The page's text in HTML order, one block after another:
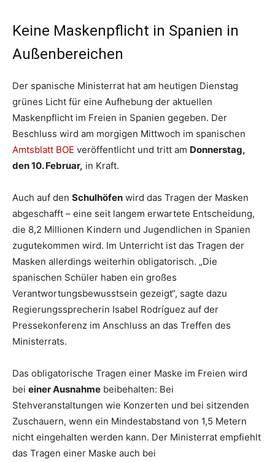
Keine Maskenpflicht in Spanien in
Außenbereichen
Der spanische Ministerrat hat am heutigen Dienstag
grünes Licht für eine Aufhebung der aktuellen
Maskenpflicht im Freien in Spanien gegeben. Der
Beschluss wird am morgigen Mittwoch im spanischen
Amtsblatt BOE veröffentlicht und tritt am Donnerstag,
den 10. Februar, in Kraft.
Auch auf den Schulhöfen wird das Tragen der Masken
abgeschafft – eine seit langem erwartete Entscheidung,
die 8,2 Millionen Kindern und Jugendlichen in Spanien
zugutekommen wird. Im Unterricht ist das Tragen der
Masken allerdings weiterhin obligatorisch. „Die
spanischen Schüler haben ein großes
Verantwortungsbewusstsein gezeigt“, sagte dazu
Regierungssprecherin Isabel Rodríguez auf der
Pressekonferenz im Anschluss an das Treffen des
Ministerrats.
Das obligatorische Tragen einer Maske im Freien wird
bei einer Ausnahme beibehalten: Bei
Stehveranstaltungen wie Konzerten und bei sitzenden
Zuschauern, wenn ein Mindestabstand von 1,5 Metern
nicht eingehalten werden kann. Der Ministerrat empfiehlt
das Tragen einer Maske auch bei